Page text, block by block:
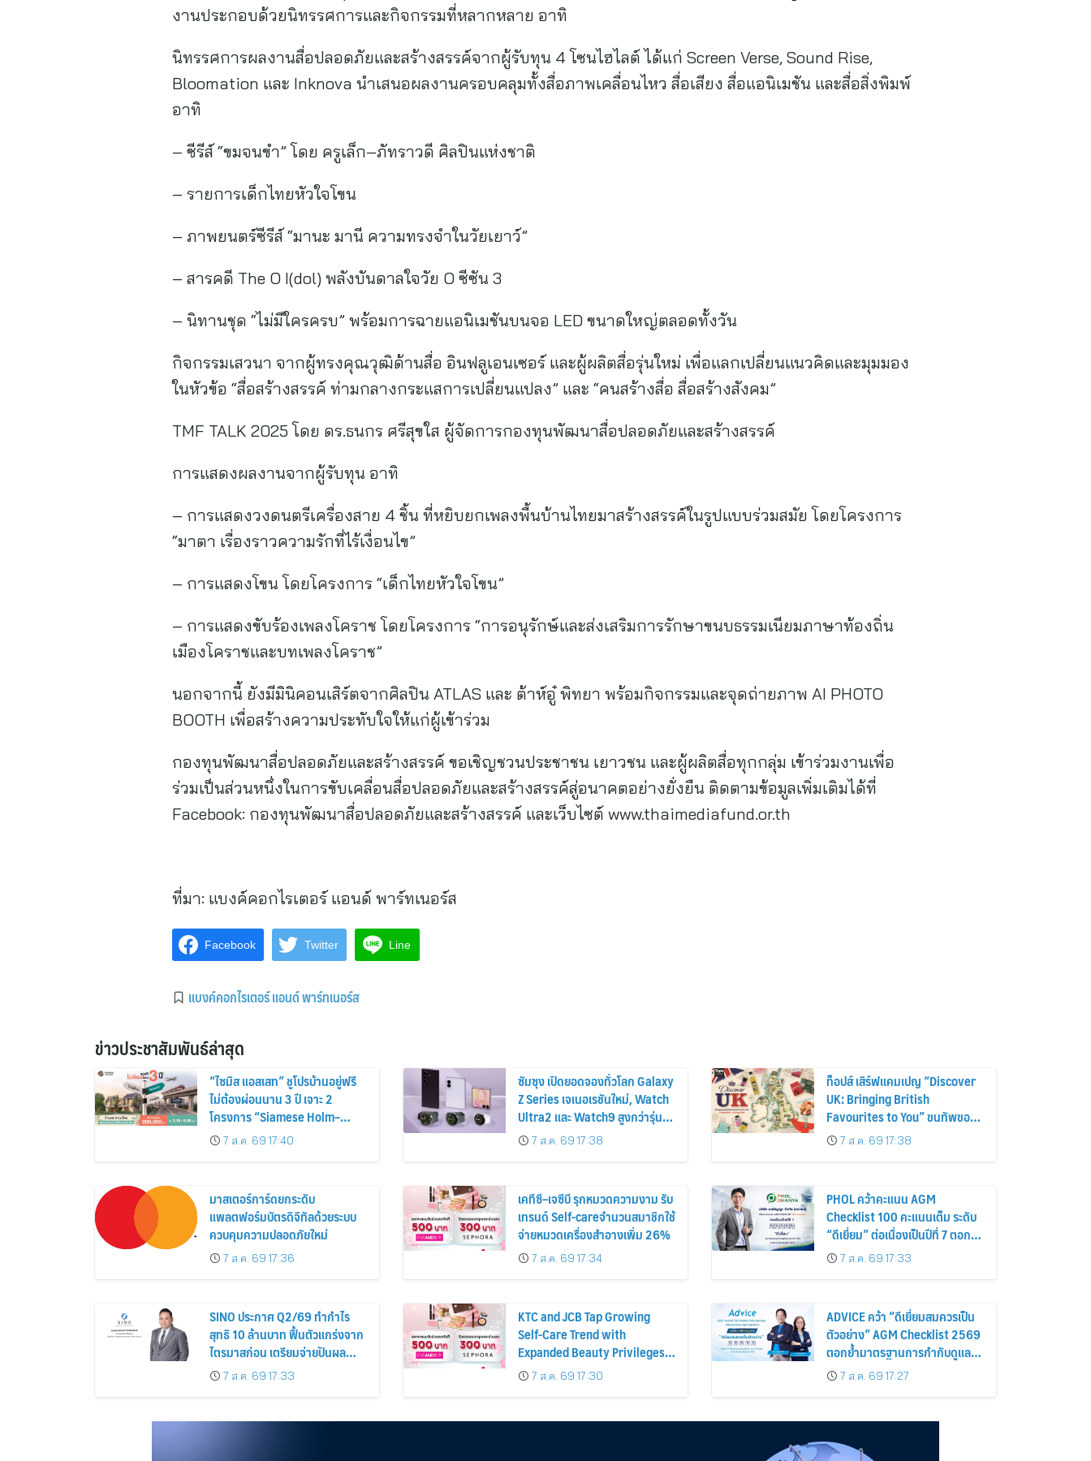
งานประกอบด้วยนิทรรศการและกิจกรรมที่หลากหลาย อาทิ
นิทรรศการผลงานสื่อปลอดภัยและสร้างสรรค์จากผู้รับทุน 4 โซนไฮไลต์ ได้แก่ Screen Verse, Sound Rise,
Bloomation และ Inknova นำเสนอผลงานครอบคลุมทั้งสื่อภาพเคลื่อนไหว สื่อเสียง สื่อแอนิเมชัน และสื่อสิ่งพิมพ์
อาทิ
– ซีรีส์ “ขมจนขำ” โดย ครูเล็ก–ภัทราวดี ศิลปินแห่งชาติ
– รายการเด็กไทยหัวใจโขน
– ภาพยนตร์ซีรีส์ “มานะ มานี ความทรงจำในวัยเยาว์”
– สารคดี The O I(dol) พลังบันดาลใจวัย O ซีซัน 3
– นิทานชุด “ไม่มีใครครบ” พร้อมการฉายแอนิเมชันบนจอ LED ขนาดใหญ่ตลอดทั้งวัน
กิจกรรมเสวนา จากผู้ทรงคุณวุฒิด้านสื่อ อินฟลูเอนเซอร์ และผู้ผลิตสื่อรุ่นใหม่ เพื่อแลกเปลี่ยนแนวคิดและมุมมอง
ในหัวข้อ “สื่อสร้างสรรค์ ท่ามกลางกระแสการเปลี่ยนแปลง” และ “คนสร้างสื่อ สื่อสร้างสังคม”
TMF TALK 2025 โดย ดร.ธนกร ศรีสุขใส ผู้จัดการกองทุนพัฒนาสื่อปลอดภัยและสร้างสรรค์
การแสดงผลงานจากผู้รับทุน อาทิ
– การแสดงวงดนตรีเครื่องสาย 4 ชิ้น ที่หยิบยกเพลงพื้นบ้านไทยมาสร้างสรรค์ในรูปแบบร่วมสมัย โดยโครงการ
“มาตา เรื่องราวความรักที่ไร้เงื่อนไข”
– การแสดงโขน โดยโครงการ “เด็กไทยหัวใจโขน”
– การแสดงขับร้องเพลงโคราช โดยโครงการ “การอนุรักษ์และส่งเสริมการรักษาขนบธรรมเนียมภาษาท้องถิ่น
เมืองโคราชและบทเพลงโคราช”
นอกจากนี้ ยังมีมินิคอนเสิร์ตจากศิลปิน ATLAS และ ต้าห์อู๋ พิทยา พร้อมกิจกรรมและจุดถ่ายภาพ AI PHOTO
BOOTH เพื่อสร้างความประทับใจให้แก่ผู้เข้าร่วม
กองทุนพัฒนาสื่อปลอดภัยและสร้างสรรค์ ขอเชิญชวนประชาชน เยาวชน และผู้ผลิตสื่อทุกกลุ่ม เข้าร่วมงานเพื่อ
ร่วมเป็นส่วนหนึ่งในการขับเคลื่อนสื่อปลอดภัยและสร้างสรรค์สู่อนาคตอย่างยั่งยืน ติดตามข้อมูลเพิ่มเติมได้ที่
Facebook: กองทุนพัฒนาสื่อปลอดภัยและสร้างสรรค์ และเว็บไซต์ www.thaimediafund.or.th
ที่มา: แบงค์คอกไรเตอร์ แอนด์ พาร์ทเนอร์ส
Facebook Twitter Line
แบงค์คอกไรเตอร์ แอนด์ พาร์ทเนอร์ส
ข่าวประชาสัมพันธ์ล่าสุด
“ไซมิส แอสเสท” ชูโปรบ้านอยู่ฟรี
ไม่ต้องผ่อนนาน 3 ปี เจาะ 2
โครงการ “Siamese Holm–
Siamese Blossom” พร้อม
ส่วนลดและสิทธิพิเศษถึง 31
7 ส.ค. 69 17:40
ซัมซุง เปิดยอดจองทั่วโลก Galaxy
Z Series เจเนอเรชันใหม่, Watch
Ultra2 และ Watch9 สูงกว่ารุ่น
ก่อนหน้ากว่า 30%
7 ส.ค. 69 17:38
ท็อปส์ เสิร์ฟแคมเปญ “Discover
UK: Bringing British
Favourites to You” ขนทัพของ
อร่อยและไอเท็มฮิตจากสหราช
อาณาจักร ส่งตรงถึงมือตั้งแต่วัน
7 ส.ค. 69 17:38
มาสเตอร์การ์ดยกระดับ
แพลตฟอร์มบัตรดิจิทัลด้วยระบบ
ควบคุมความปลอดภัยใหม่
7 ส.ค. 69 17:36
เคทีซี–เจซีบี รุกหมวดความงาม รับ
เทรนด์ Self-careจำนวนสมาชิกใช้
จ่ายหมวดเครื่องสำอางเพิ่ม 26%
7 ส.ค. 69 17:34
PHOL คว้าคะแนน AGM
Checklist 100 คะแนนเต็ม ระดับ
“ดีเยี่ยม” ต่อเนื่องเป็นปีที่ 7 ตอกย้ำ
การดำเนินธุรกิจตามหลักธรรมาภิ
บาล โปร่งใส สร้างความเชื่อมั่นผู้
7 ส.ค. 69 17:33
SINO ประกาศ Q2/69 ทำกำไร
สุทธิ 10 ล้านบาท ฟื้นตัวแกร่งจาก
ไตรมาสก่อน เตรียมจ่ายปันผล
ระหว่างกาล 0.014423 บาทต่อหุ้น
ครึ่งปีหลังมุ่งเติบโตต่อเนื่อง
7 ส.ค. 69 17:33
KTC and JCB Tap Growing
Self-Care Trend with
Expanded Beauty Privileges
Number of KTC JCB
Cardmembers Spending on
7 ส.ค. 69 17:30
ADVICE คว้า “ดีเยี่ยมสมควรเป็น
ตัวอย่าง” AGM Checklist 2569
ตอกย้ำมาตรฐานการกำกับดูแล
กิจการที่ดี
7 ส.ค. 69 17:27